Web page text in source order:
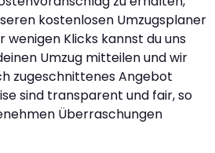
kostenlosen Umzugsplaner
wenigen Klicks kannst du uns
Umzug mitteilen und wir
zugeschnittenes Angebot
sind transparent und fair, so
Überraschungen